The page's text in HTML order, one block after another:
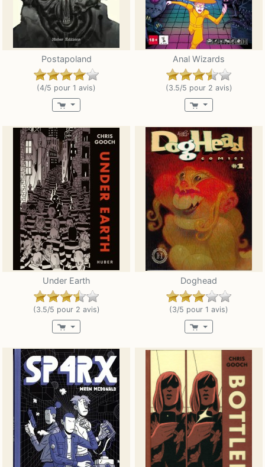
Postapoland
(4/5 pour 1 avis)
Anal Wizards
(3.5/5 pour 2 avis)
Under Earth
(3.5/5 pour 2 avis)
Doghead
(3/5 pour 1 avis)